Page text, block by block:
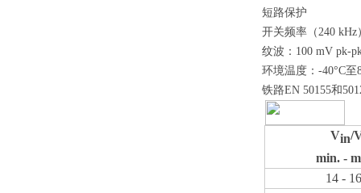
短路保护
开关频率（240 kHz
纹波：100 mV pk-
环境温度：-40°C至
铁路EN 50155和
Vin/
min. -
14 -